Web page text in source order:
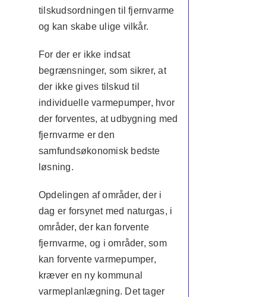
tilskudsordningen til fjernvarme
og kan skabe ulige vilkår.
For der er ikke indsat
begrænsninger, som sikrer, at
der ikke gives tilskud til
individuelle varmepumper, hvor
der forventes, at udbygning med
fjernvarme er den
samfundsøkonomisk bedste
løsning.
Opdelingen af områder, der i
dag er forsynet med naturgas, i
områder, der kan forvente
fjernvarme, og i områder, som
kan forvente varmepumper,
kræver en ny kommunal
varmeplanlægning. Det tager